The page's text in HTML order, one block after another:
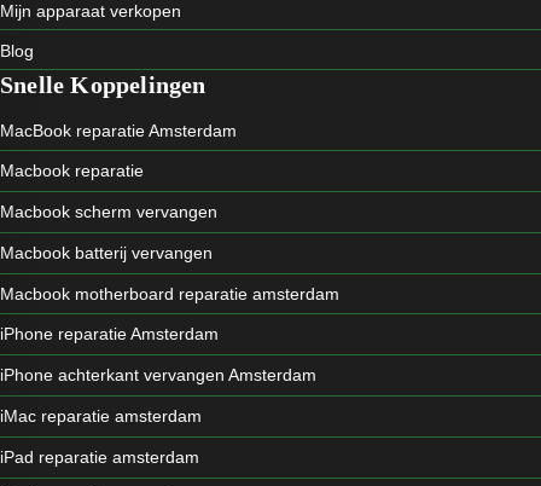
Mijn apparaat verkopen
Blog
Snelle Koppelingen
MacBook reparatie Amsterdam
Macbook reparatie
Macbook scherm vervangen
Macbook batterij vervangen
Macbook motherboard reparatie amsterdam
iPhone reparatie Amsterdam
iPhone achterkant vervangen Amsterdam
iMac reparatie amsterdam
iPad reparatie amsterdam